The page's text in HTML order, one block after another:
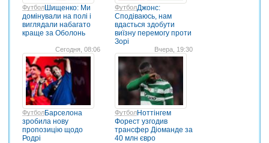
ФутболШищенко: Ми
домінували на полі і
виглядали набагато
краще за Оболонь
ФутболДжонс:
Сподіваюсь, нам
вдасться здобути
виїзну перемогу проти
Зорі
Сегодня, 08:06
ФутболБарселона
зробила нову
пропозицію щодо
Родрі
Вчера, 19:30
ФутболНоттінгем
Форест узгодив
трансфер Діоманде за
40 млн євро